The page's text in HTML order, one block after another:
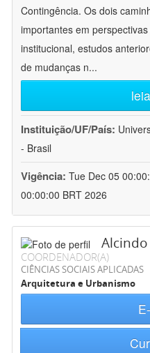
Contingência. Os dois
importantes em
institucional, estudos
de mudanças n...
Instituição/UF/País:
- Brasil
Vigência: Tue Dec 05
00:00:00 BRT 2026
COORDENADOR(A)
CIÊNCIAS SOCIAIS APLICADAS
Arquitetura e Urbanismo